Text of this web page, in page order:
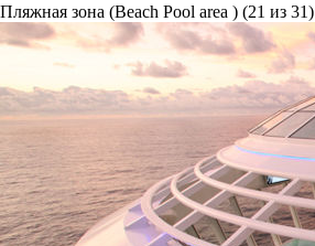
Пляжная зона (Beach Pool area ) (21 из 31)